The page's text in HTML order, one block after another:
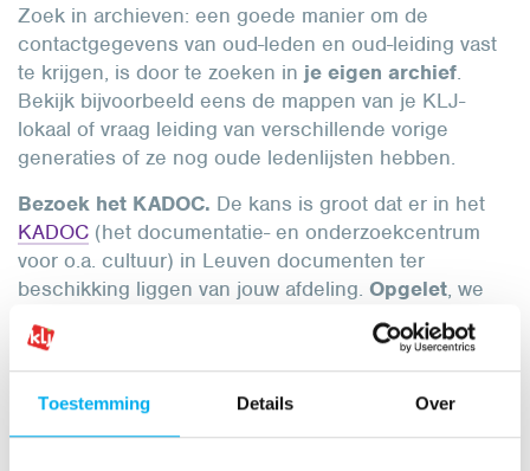
Toestemming Details Over
Zoek in archieven: een goede manier om de
contactgegevens van oud-leden en oud-leiding vast
te krijgen, is door te zoeken in je eigen archief.
Bekijk bijvoorbeeld eens de mappen van je KLJ-
lokaal of vraag leiding van verschillende vorige
generaties of ze nog oude ledenlijsten hebben.
Bezoek het KADOC. De kans is groot dat er in het
KADOC (het documentatie- en onderzoekcentrum
voor o.a. cultuur) in Leuven documenten ter
beschikking liggen van jouw afdeling. Opgelet, we
kunnen je niet garanderen dat je de juiste gegevens
zal vinden voor je KLJ-reünie, maar het lijkt ons zeker
het proberen waard! Vul even hetonline
verzoekformulier
in en maak een afspraak voor
raadpleging.